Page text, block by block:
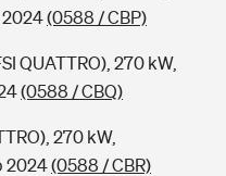
2024(0588 / CBP)
QUATTRO), 270 kW,
(0588 / CBQ)
270 kW,
2024(0588 / CBR)